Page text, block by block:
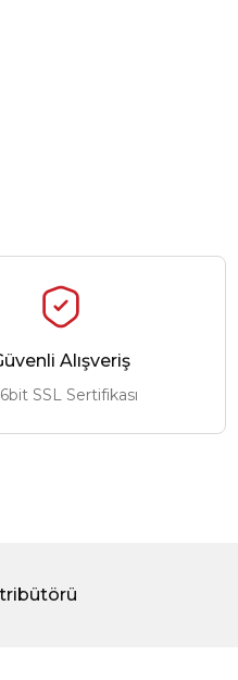
Alışveriş
SSL Sertifikası